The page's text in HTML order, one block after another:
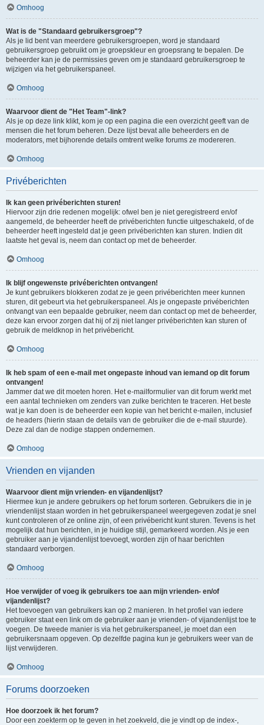
Omhoog
Wat is de "Standaard gebruikersgroep"?
Als je lid bent van meerdere gebruikersgroepen, word je standaard
gebruikersgroep gebruikt om je groepskleur en groepsrang te bepalen. De
beheerder kan je de permissies geven om je standaard gebruikersgroep te
wijzigen via het gebruikerspaneel.
Omhoog
Waarvoor dient de "Het Team"-link?
Als je op deze link klikt, kom je op een pagina die een overzicht geeft van de
mensen die het forum beheren. Deze lijst bevat alle beheerders en de
moderators, met bijhorende details omtrent welke forums ze modereren.
Omhoog
Privéberichten
Ik kan geen privéberichten sturen!
Hiervoor zijn drie redenen mogelijk: ofwel ben je niet geregistreerd en/of
aangemeld, de beheerder heeft de privéberichten functie uitgeschakeld, of de
beheerder heeft ingesteld dat je geen privéberichten kan sturen. Indien dit
laatste het geval is, neem dan contact op met de beheerder.
Omhoog
Ik blijf ongewenste privéberichten ontvangen!
Je kunt gebruikers blokkeren zodat ze je geen privéberichten meer kunnen
sturen, dit gebeurt via het gebruikerspaneel. Als je ongepaste privéberichten
ontvangt van een bepaalde gebruiker, neem dan contact op met de beheerder,
deze kan ervoor zorgen dat hij of zij niet langer privéberichten kan sturen of
gebruik de meldknop in het privébericht.
Omhoog
Ik heb spam of een e-mail met ongepaste inhoud van iemand op dit forum
ontvangen!
Jammer dat we dit moeten horen. Het e-mailformulier van dit forum werkt met
een aantal technieken om zenders van zulke berichten te traceren. Het beste
wat je kan doen is de beheerder een kopie van het bericht e-mailen, inclusief
de headers (hierin staan de details van de gebruiker die de e-mail stuurde).
Deze zal dan de nodige stappen ondernemen.
Omhoog
Vrienden en vijanden
Waarvoor dient mijn vrienden- en vijandenlijst?
Hiermee kun je andere gebruikers op het forum sorteren. Gebruikers die in je
vriendenlijst staan worden in het gebruikerspaneel weergegeven zodat je snel
kunt controleren of ze online zijn, of een privébericht kunt sturen. Tevens is het
mogelijk dat hun berichten, in je huidige stijl, gemarkeerd worden. Als je een
gebruiker aan je vijandenlijst toevoegt, worden zijn of haar berichten
standaard verborgen.
Omhoog
Hoe verwijder of voeg ik gebruikers toe aan mijn vrienden- en/of
vijandenlijst?
Het toevoegen van gebruikers kan op 2 manieren. In het profiel van iedere
gebruiker staat een link om de gebruiker aan je vrienden- of vijandenlijst toe te
voegen. De tweede manier is via het gebruikerspaneel, je moet dan een
gebruikersnaam opgeven. Op dezelfde pagina kun je gebruikers weer van de
lijst verwijderen.
Omhoog
Forums doorzoeken
Hoe doorzoek ik het forum?
Door een zoekterm op te geven in het zoekveld, die je vindt op de index-,